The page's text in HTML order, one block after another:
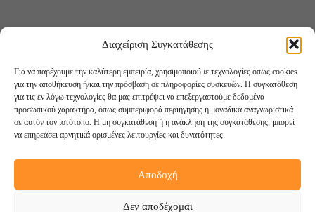
Διαχείριση Συγκατάθεσης
Για να παρέχουμε την καλύτερη εμπειρία, χρησιμοποιούμε τεχνολογίες όπως cookies
για την αποθήκευση ή/και την πρόσβαση σε πληροφορίες συσκευών. Η συγκατάθεση
για τις εν λόγω τεχνολογίες θα μας επιτρέψει να επεξεργαστούμε δεδομένα
προσωπικού χαρακτήρα, όπως συμπεριφορά περιήγησης ή μοναδικά αναγνωριστικά
σε αυτόν τον ιστότοπο. Η μη συγκατάθεση ή η ανάκληση της συγκατάθεσης, μπορεί
να επηρεάσει αρνητικά ορισμένες λειτουργίες και δυνατότητες.
Αποδοχή
Δεν αποδέχομαι